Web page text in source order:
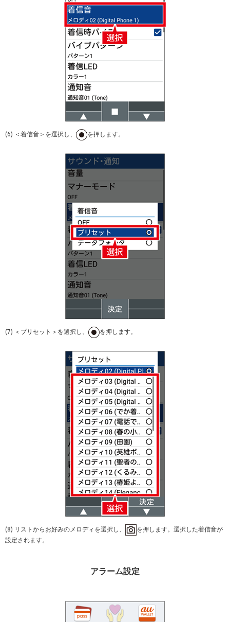
(6) ＜着信音＞を選択し、 を押します。
(7) ＜プリセット＞を選択し、 を押します。
(8) リストからお好みのメロディを選択し、
を押します。選択した着信音が
設定されます。
アラーム設定